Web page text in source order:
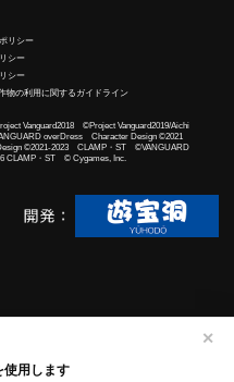
用します
✕
リシー
シー
シー
物の利用に関するガイドライン
Vanguard2018 ©Project Vanguard2019/Aichi
overDress Character Design ©2021
©2021-2023 CLAMP・ST ©VANGUARD
CLAMP・ST © Cygames, Inc.